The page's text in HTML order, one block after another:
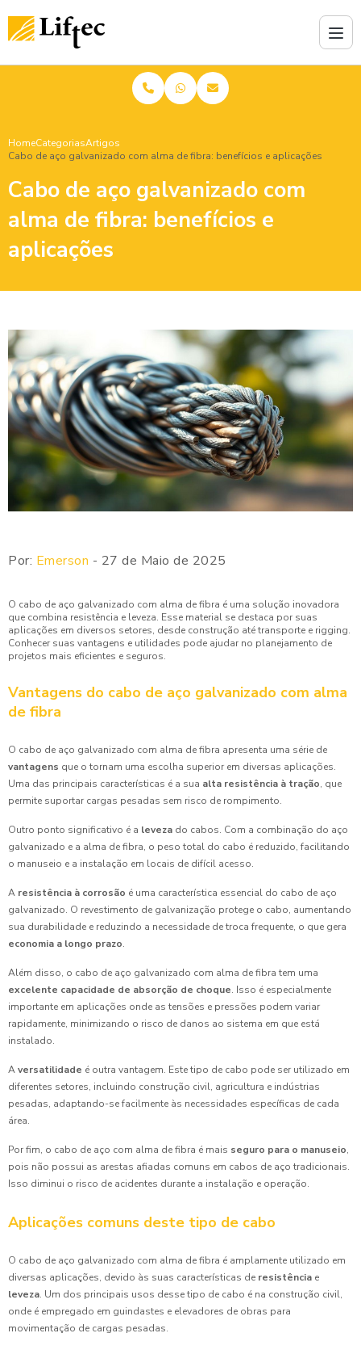
HomeCategoriasArtigos
Cabo de aço galvanizado com alma de fibra: benefícios e aplicações
Cabo de aço galvanizado com
alma de fibra: benefícios e
aplicações
Por: Emerson - 27 de Maio de 2025
O cabo de aço galvanizado com alma de fibra é uma solução inovadora
que combina resistência e leveza. Esse material se destaca por suas
aplicações em diversos setores, desde construção até transporte e rigging.
Conhecer suas vantagens e utilidades pode ajudar no planejamento de
projetos mais eficientes e seguros.
Vantagens do cabo de aço galvanizado com alma
de fibra
O cabo de aço galvanizado com alma de fibra apresenta uma série de
vantagens que o tornam uma escolha superior em diversas aplicações.
Uma das principais características é a sua alta resistência à tração, que
permite suportar cargas pesadas sem risco de rompimento.
Outro ponto significativo é a leveza do cabos. Com a combinação do aço
galvanizado e a alma de fibra, o peso total do cabo é reduzido, facilitando
o manuseio e a instalação em locais de difícil acesso.
A resistência à corrosão é uma característica essencial do cabo de aço
galvanizado. O revestimento de galvanização protege o cabo, aumentando
sua durabilidade e reduzindo a necessidade de troca frequente, o que gera
economia a longo prazo.
Além disso, o cabo de aço galvanizado com alma de fibra tem uma
excelente capacidade de absorção de choque. Isso é especialmente
importante em aplicações onde as tensões e pressões podem variar
rapidamente, minimizando o risco de danos ao sistema em que está
instalado.
Aversatilidade é outra vantagem. Este tipo de cabo pode ser utilizado em
diferentes setores, incluindo construção civil, agricultura e indústrias
pesadas, adaptando-se facilmente às necessidades específicas de cada
área.
Por fim, o cabo de aço com alma de fibra é mais seguro para o manuseio,
pois não possui as arestas afiadas comuns em cabos de aço tradicionais.
Isso diminui o risco de acidentes durante a instalação e operação.
Aplicações comuns deste tipo de cabo
O cabo de aço galvanizado com alma de fibra é amplamente utilizado em
diversas aplicações, devido às suas características de resistência e
leveza. Um dos principais usos desse tipo de cabo é na construção civil,
onde é empregado em guindastes e elevadores de obras para
movimentação de cargas pesadas.